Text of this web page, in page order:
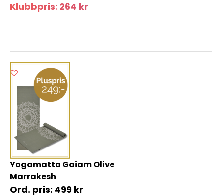
Klubbpris: 264 kr
Yogamatta Gaiam Olive
Marrakesh
499 kr